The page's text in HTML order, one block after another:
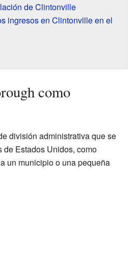
de Clintonville
ingresos en Clintonville en el
como
división administrativa que se
de Estados Unidos, como
un municipio o una pequeña